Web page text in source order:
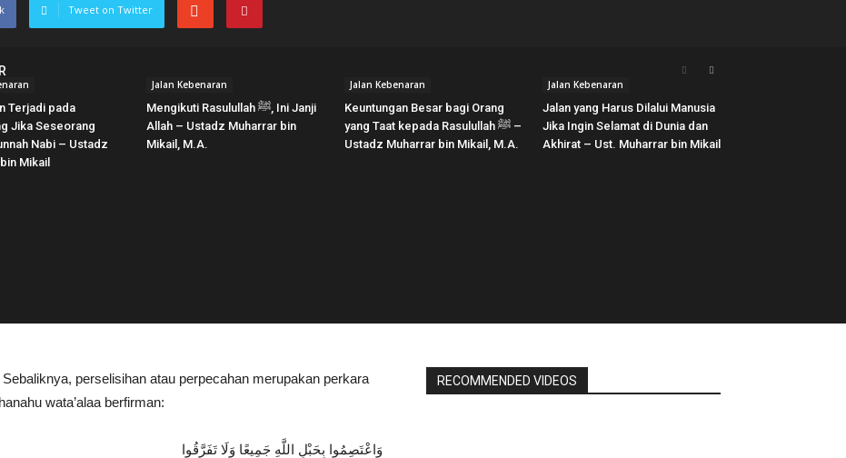
Tweet on Twitter
Terjadi pada
Jika Seseorang
Nabi – Ustadz
Mikail
Jalan Kebenaran
Mengikuti Rasulullah ﷺ, Ini Janji
Allah – Ustadz Muharrar bin
Mikail, M.A.
Jalan Kebenaran
Keuntungan Besar bagi Orang
yang Taat kepada Rasulullah ﷺ –
Ustadz Muharrar bin Mikail, M.A.
Jalan Kebenaran
Jalan yang Harus Dilalui Manusia
Jika Ingin Selamat di Dunia dan
Akhirat – Ust. Muharrar bin Mikail
perselisihan atau perpecahan merupakan perkara
wata’alaa berfirman:
وَاعْتَصِمُوا بِحَبْلِ اللَّهِ جَمِيعًا وَلَا تَفَرَّقُوا
RECOMMENDED VIDEOS